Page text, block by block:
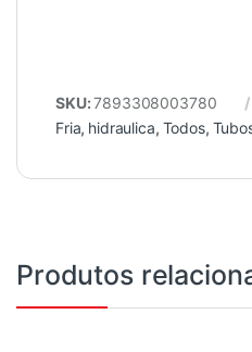
SKU:7893308003780
Fria, hidraulica, Todos,
Produtos